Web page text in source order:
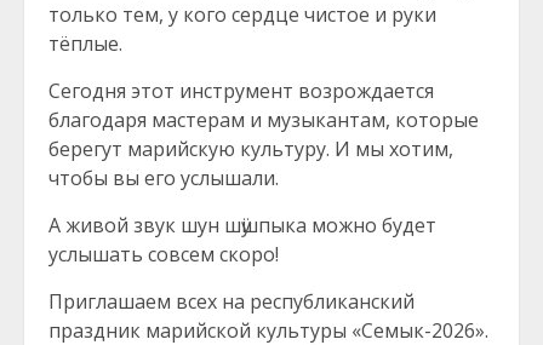
только тем, у кого сердце чистое и руки
тёплые.
Сегодня этот инструмент возрождается
благодаря мастерам и музыкантам, которые
берегут марийскую культуру. И мы хотим,
чтобы вы его услышали.
А живой звук шун шӱшпыка можно будет
услышать совсем скоро!
Приглашаем всех на республиканский
праздник марийской культуры «Семык-2026».